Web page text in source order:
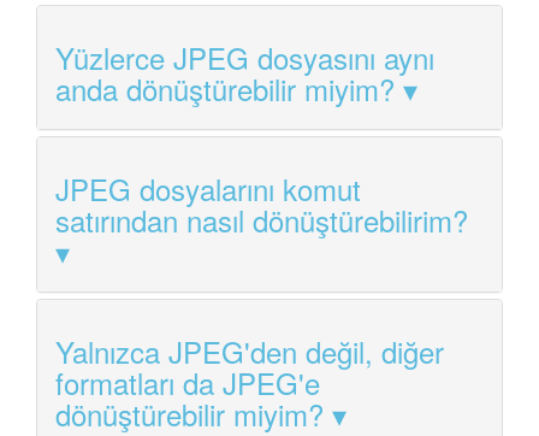
Yüzlerce JPEG dosyasını aynı
anda dönüştürebilir miyim?
JPEG dosyalarını komut
satırından nasıl dönüştürebilirim?
Yalnızca JPEG'den değil, diğer
formatları da JPEG'e
dönüştürebilir miyim?